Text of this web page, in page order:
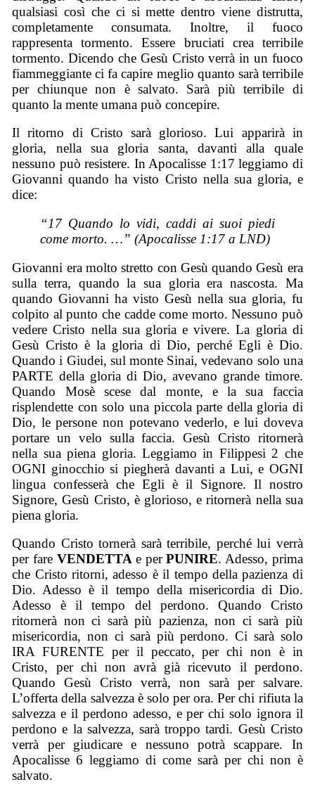
qualsiasi così che ci simette dentro viene distrutta,
completamente consumata. Inoltre, il fuoco
rappresenta tormento. Essere bruciati crea terribile
tormento. Dicendo che Gesù Cristo verrà in un fuoco
fiammeggiante ci fa capire meglio quanto sarà terribile
per chiunque non è salvato. Sarà più terribile di
quanto la mente umana può concepire.
Il ritorno di Cristo sarà glorioso. Lui apparirà in
gloria, nella sua gloria santa, davanti alla quale
nessuno può resistere. In Apocalisse 1:17 leggiamo di
Giovanni quando ha visto Cristo nella sua gloria, e
dice:
“17 Quando lo vidi, caddi ai suoi piedi
come morto. …” (Apocalisse 1:17 a LND)
Giovanni era molto stretto con Gesù quando Gesù era
sulla terra, quando la sua gloria era nascosta. Ma
quando Giovanni ha visto Gesù nella sua gloria, fu
colpito al punto che cadde come morto. Nessuno può
vedere Cristo nella sua gloria e vivere. La gloria di
Gesù Cristo è la gloria di Dio, perché Egli è Dio.
Quando i Giudei, sul monte Sinai, vedevano solo una
PARTE della gloria di Dio, avevano grande timore.
Quando Mosè scese dal monte, e la sua faccia
risplendette con solo una piccola parte della gloria di
Dio, le persone non potevano vederlo, e lui doveva
portare un velo sulla faccia. Gesù Cristo ritornerà
nella sua piena gloria. Leggiamo in Filippesi 2 che
OGNI ginocchio si piegherà davanti a Lui, e OGNI
lingua confesserà che Egli è il Signore. Il nostro
Signore, Gesù Cristo, è glorioso, e ritornerà nella sua
piena gloria.
Quando Cristo tornerà sarà terribile, perché lui verrà
per fare VENDETTAe perPUNIRE. Adesso, prima
che Cristo ritorni, adesso è il tempo della pazienza di
Dio. Adesso è il tempo della misericordia di Dio.
Adesso è il tempo del perdono. Quando Cristo
ritornerà non ci sarà più pazienza, non ci sarà più
misericordia, non ci sarà più perdono. Ci sarà solo
IRA FURENTE per il peccato, per chi non è in
Cristo, perchi non avrà già ricevuto il perdono.
QuandoGesù Cristo verrà, non sarà per salvare.
L’offerta della salvezza è solo per ora. Per chi rifiuta la
salvezza e il perdono adesso, eperchi solo ignora il
perdono e la salvezza, sarà troppo tardi. Gesù Cristo
verrà per giudicare e nessuno potrà scappare. In
Apocalisse 6 leggiamo di come sarà per chi non è
salvato.